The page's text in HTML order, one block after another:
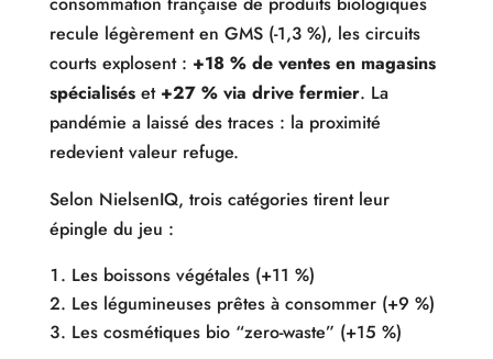
recule légèrement en GMS (-1,3 %), les circuits
courts explosent : +18 % de ventes en magasins
spécialiséset +27 % via drive fermier. La
pandémie a laissé des traces : la proximité
redevient valeur refuge.
Selon NielsenIQ, trois catégories tirent leur
épingle du jeu :
Les boissons végétales (+11 %)
Les légumineuses prêtes à consommer (+9 %)
Les cosmétiques bio “zero-waste” (+15 %)